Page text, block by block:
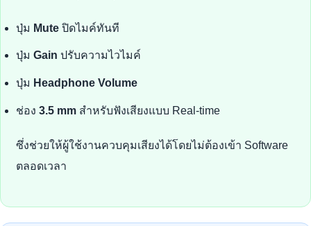
ปุ่ม Mute ปิดไมค์ทันที
ปุ่ม Gain ปรับความไวไมค์
ปุ่ม Headphone Volume
ช่อง 3.5 mm สำหรับฟังเสียงแบบ Real-time
ซึ่งช่วยให้ผู้ใช้งานควบคุมเสียงได้โดยไม่ต้องเข้า Software
ตลอดเวลา